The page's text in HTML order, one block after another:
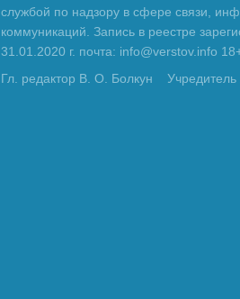
службой по надзору в сфере связи,
коммуникаций. Запись в реестре
31.01.2020 г. почта: info@verstov.info
Гл. редактор В. О. Болкун